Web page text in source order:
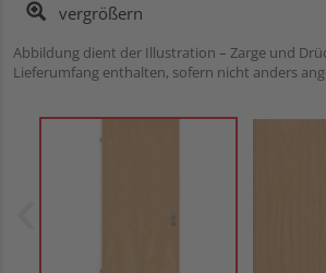
vergrößern
Abbildung dient der Illustration – Zarge und
Lieferumfang enthalten, sofern nicht anders